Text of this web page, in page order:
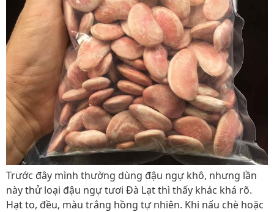
Trước đây mình thường dùng đậu ngự khô, nhưng lần
này thử loại đậu ngự tươi Đà Lạt thì thấy khác khá rõ.
Hạt to, đều, màu trắng hồng tự nhiên. Khi nấu chè hoặc